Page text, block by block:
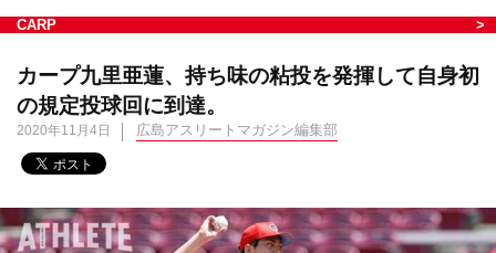
CARP
カープ九里亜蓮、持ち味の粘投を発揮して自身初
の規定投球回に到達。
2020年11月4日 広島アスリートマガジン編集部